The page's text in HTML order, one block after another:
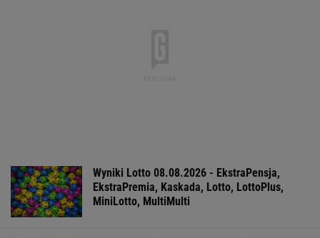
Wyniki Lotto 08.08.2026 - EkstraPensja,
EkstraPremia, Kaskada, Lotto, LottoPlus,
MiniLotto, MultiMulti